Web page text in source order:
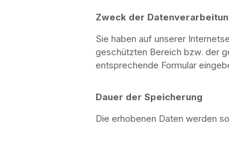
Zweck der
Sie haben auf unserer
geschützten Bereich bzw. der
entsprechende Formular
Dauer der Speicherung
Die erhobenen Daten werden